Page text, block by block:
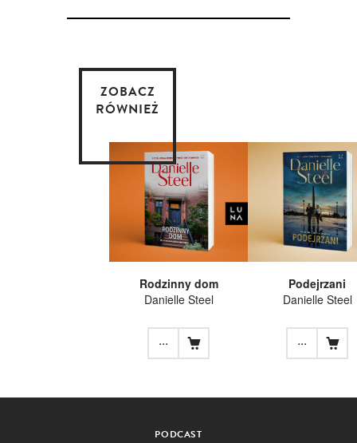
ZOBACZ
RÓWNIEŻ
Rodzinny dom
Danielle Steel
...
Podejrzani
Danielle Steel
...
PODCAST